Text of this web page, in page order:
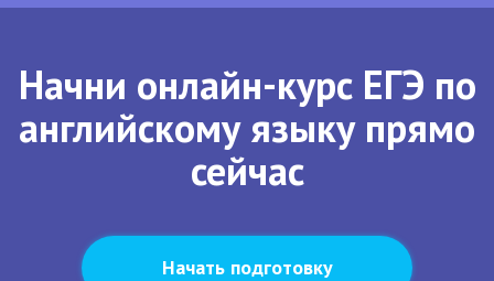
Начни онлайн-курс ЕГЭ по
английскому языку прямо
сейчас
Начать подготовку